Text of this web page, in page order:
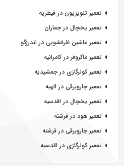
تعمیر تلویزیون در قیطریه
تعمیر یخچال در جماران
تعمیر ماشین ظرفشویی در اندرزگو
تعمیر ماکروفر در کامرانیه
تعمیر کولرگازی در جمشیدیه
تعمیر جاروبرقی در الهیه
تعمیر یخچال در اقدسیه
تعمیر هود در فرشته
تعمیر جاروبرقی در فرشته
تعمیر کولرگازی در اقدسیه